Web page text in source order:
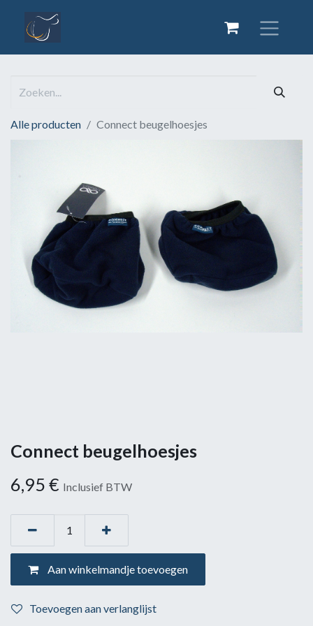
Alle producten Connect beugelhoesjes
Connect beugelhoesjes
6,95 € Inclusief BTW
Aan winkelmandje toevoegen
Toevoegen aan verlanglijst